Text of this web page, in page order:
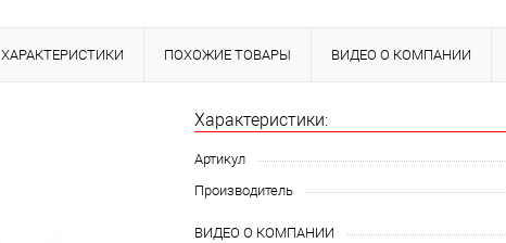
ХАРАКТЕРИСТИКИ ПОХОЖИЕ ТОВАРЫ ВИДЕО О КОМПАНИИ
Характеристики:
Артикул
Производитель
ВИДЕО О КОМПАНИИ